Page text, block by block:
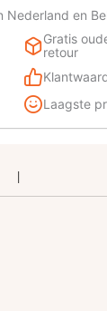
Nederland en
Gratis
retour
Laagste